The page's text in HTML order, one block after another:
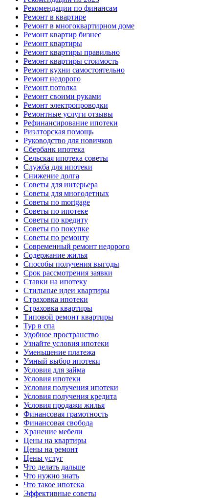
Рекомендации по финансам
Ремонт в квартире
Ремонт в многоквартирном доме
Ремонт квартир бизнес
Ремонт квартиры
Ремонт квартиры правильно
Ремонт квартиры стоимость
Ремонт кухни самостоятельно
Ремонт недорого
Ремонт потолка
Ремонт своими руками
Ремонт электропроводки
Ремонтные услуги отзывы
Рефинансирование ипотеки
Риэлторская помощь
Руководство для новичков
Сбербанк ипотека
Сельская ипотека советы
Служба для ипотеки
Снижение долга
Советы для интерьера
Советы для многодетных
Советы по mortgage
Советы по ипотеке
Советы по кредиту
Советы по покупке
Советы по ремонту
Современный ремонт недорого
Содержание жилья
Способы получения выгоды
Срок рассмотрения заявки
Ставки на ипотеку
Стильные идеи квартиры
Страховка ипотеки
Страховка квартиры
Типовой ремонт квартиры
Тур в спа
Удобное пространство
Узнайте условия ипотеки
Уменьшение платежа
Умный выбор ипотеки
Условия для займа
Условия ипотеки
Условия получения ипотеки
Условия получения кредита
Условия продажи жилья
Финансовая грамотность
Финансовая свобода
Хранение мебели
Цены на квартиры
Цены на ремонт
Цены услуг
Что делать дальше
Что нужно знать
Что такое ипотека
Эффективные советы